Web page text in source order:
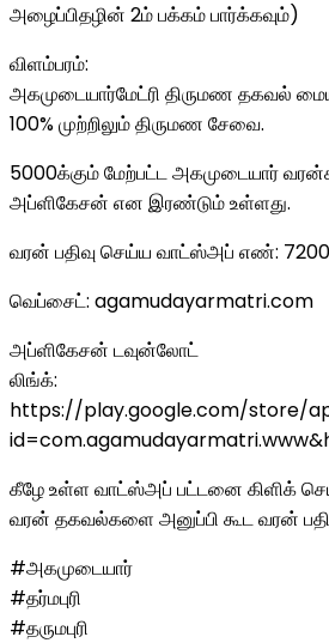
அழைப்பிதழின் 2ம் பக்கம் பார்க்கவும்)
விளம்பரம்:
அகமுடையார்மேட்ரி திருமண தகவல்
100% முற்றிலும் திருமண சேவை.
5000க்கும் மேற்பட்ட அகமுடையார்
அப்ளிகேசன் என இரண்டும் உள்ளது.
வரன் பதிவு செய்ய வாட்ஸ்அப் எண்:
வெப்சைட்: agamudayarmatri.com
அப்ளிகேசன் டவுன்லோட்
லிங்க்:
https://play.google.com/store/
கீழே உள்ள வாட்ஸ்அப் பட்டனை கிளிக்
வரன் தகவல்களை அனுப்பி கூட வரன்
#அகமுடையார்
#தர்மபுரி
#தருமபுரி